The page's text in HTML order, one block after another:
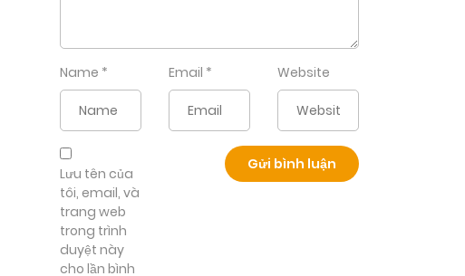
Name * Email * Website
Lưu tên của
tôi, email, và
trang web
trong trình
duyệt này
cho lần bình